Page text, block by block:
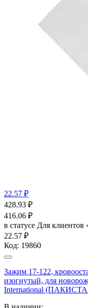
22.57 ₽
428.93 ₽
416.06 ₽
в статусе Для клиентов
22.57 ₽
Код: 19860
Зажим 17-122,
изогнутый, для
International